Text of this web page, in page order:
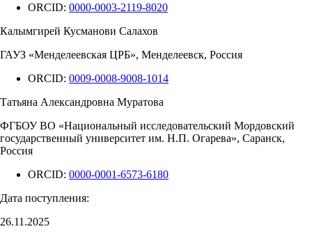
ORCID: 0000-0003-2119-8020
Калымгирей Кусманови Салахов
ГАУЗ «Менделеевская ЦРБ», Менделеевск, Россия
ORCID: 0009-0008-9008-1014
Татьяна Александровна Муратова
ФГБОУ ВО «Национальный исследовательский Мордовский
государственный университет им. Н.П. Огарева», Саранск,
Россия
ORCID: 0000-0001-6573-6180
Дата поступления:
26.11.2025